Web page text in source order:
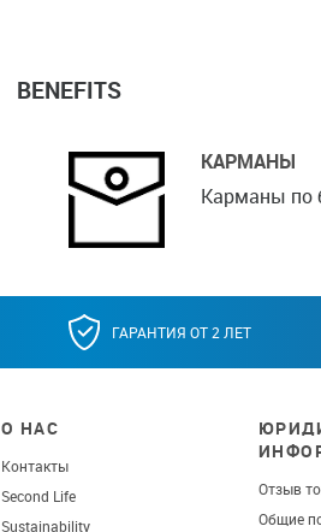
BENEFITS
КАРМАНЫ
Карманы по
ГАРАНТИЯ ОТ 2 ЛЕТ
О НАС
Контакты
Second Life
Sustainability
Отзыв
Общие